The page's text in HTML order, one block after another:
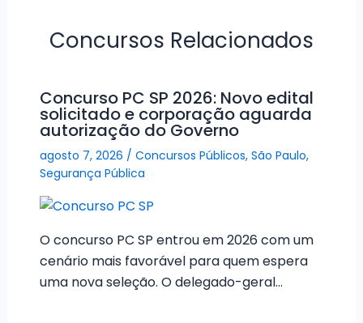
Concursos Relacionados
Concurso PC SP 2026: Novo edital
solicitado e corporação aguarda
autorização do Governo
agosto 7, 2026 / Concursos Públicos, São Paulo,
Segurança Pública
O concurso PC SP entrou em 2026 com um
cenário mais favorável para quem espera
uma nova seleção. O delegado-geral…